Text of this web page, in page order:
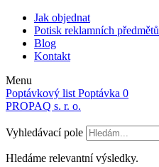
Jak objednat
Potisk reklamních předmětů
Blog
Kontakt
Menu
Poptávkový list Poptávka 0
PROPAQ s. r. o.
Vyhledávací pole
Hledáme relevantní výsledky.